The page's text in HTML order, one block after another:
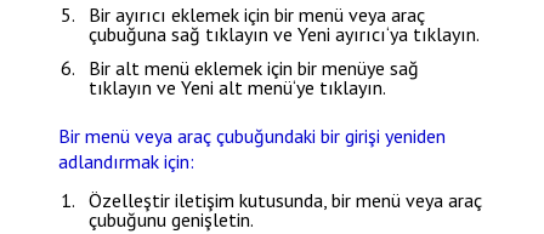
Bir ayırıcı eklemek için bir menü veya araç
çubuğuna sağ tıklayın veYeni ayırıcı‘ya tıklayın.
Bir alt menü eklemek için bir menüye sağ
tıklayın veYeni alt menü‘ye tıklayın.
Bir menü veya araç çubuğundaki bir girişi yeniden
adlandırmak için:
Özelleştir iletişim kutusunda, bir menü veya araç
çubuğunu genişletin.